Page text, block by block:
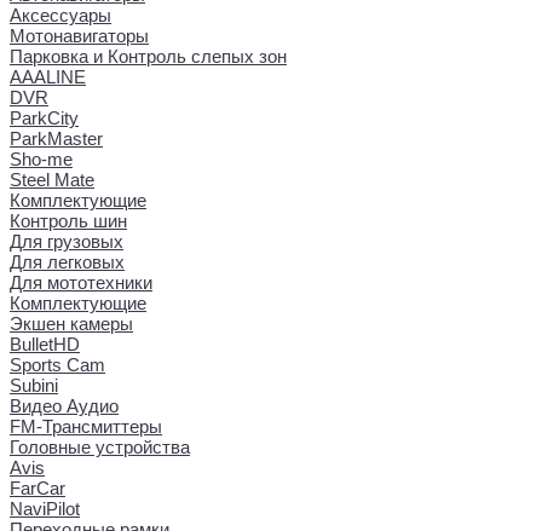
Аксессуары
Мотонавигаторы
Парковка и Контроль слепых зон
AAALINE
DVR
ParkCity
ParkMaster
Sho-me
Steel Mate
Комплектующие
Контроль шин
Для грузовых
Для легковых
Для мототехники
Комплектующие
Экшен камеры
BulletHD
Sports Cam
Subini
Видео Аудио
FM-Трансмиттеры
Головные устройства
Avis
FarCar
NaviPilot